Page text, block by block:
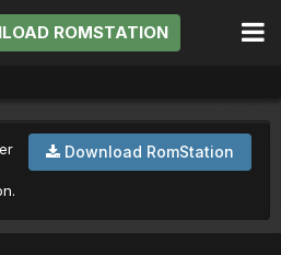
ROMSTATION
Download RomStation